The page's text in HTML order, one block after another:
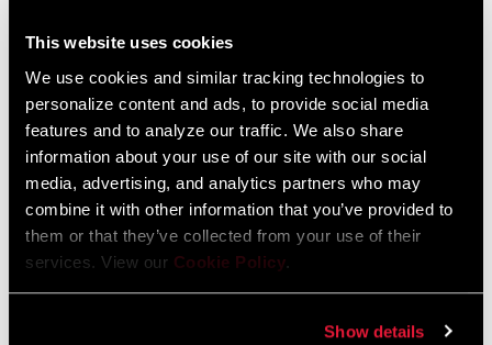
This website uses cookies
We use cookies and similar tracking technologies to
personalize content and ads, to provide social media
features and to analyze our traffic. We also share
information about your use of our site with our social
media, advertising, and analytics partners who may
combine it with other information that you’ve provided to
them or that they’ve collected from your use of their
services. View our Cookie Policy.
Show details
231 KB
Vidéos
Afficher toutes les langues disponibles